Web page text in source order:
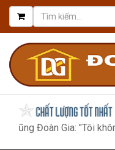
Gia: "Tôi không bán